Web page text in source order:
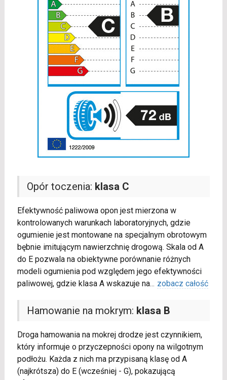
Opór toczenia: klasa C
Efektywność paliwowa opon jest mierzona w
kontrolowanych warunkach laboratoryjnych, gdzie
ogumienie jest montowane na specjalnym obrotowym
bębnie imitującym nawierzchnię drogową. Skala od A
do E pozwala na obiektywne porównanie różnych
modeli ogumienia pod względem jego efektywności
paliwowej, gdzie klasa A wskazuje na... zobacz całość
Hamowanie na mokrym: klasa B
Droga hamowania na mokrej drodze jest czynnikiem,
który informuje o przyczepności opony na wilgotnym
podłożu. Każda z nich ma przypisaną klasę od A
(najkrótsza) do E (wcześniej - G), pokazującą